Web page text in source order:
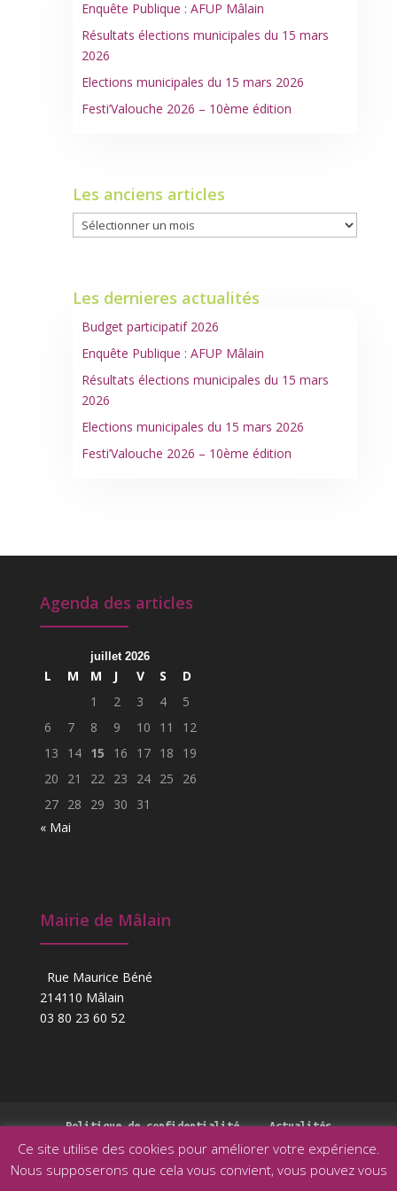
Enquête Publique : AFUP Mâlain
Résultats élections municipales du 15 mars
2026
Elections municipales du 15 mars 2026
Festi’Valouche 2026 – 10ème édition
Les anciens articles
Les
anciens
Les dernieres actualités
Budget participatif 2026
Enquête Publique : AFUP Mâlain
Résultats élections municipales du 15 mars
2026
Elections municipales du 15 mars 2026
Festi’Valouche 2026 – 10ème édition
Agenda des articles
juillet 2026
L M M J V S
D
1
2 3 4
5
6
7 8 9 10 11
12
13
14 15 16 17 18
19
20
21 22 23 24 25
26
27 28 29 30
31
« Mai
Mairie de Mâlain
Rue Maurice Béné
214110 Mâlain
03 80 23 60 52
Politique de confidentialité Actualités
Ce site utilise des cookies pour améliorer votre expérience.
Nous supposerons que cela vous convient, vous pouvez vous